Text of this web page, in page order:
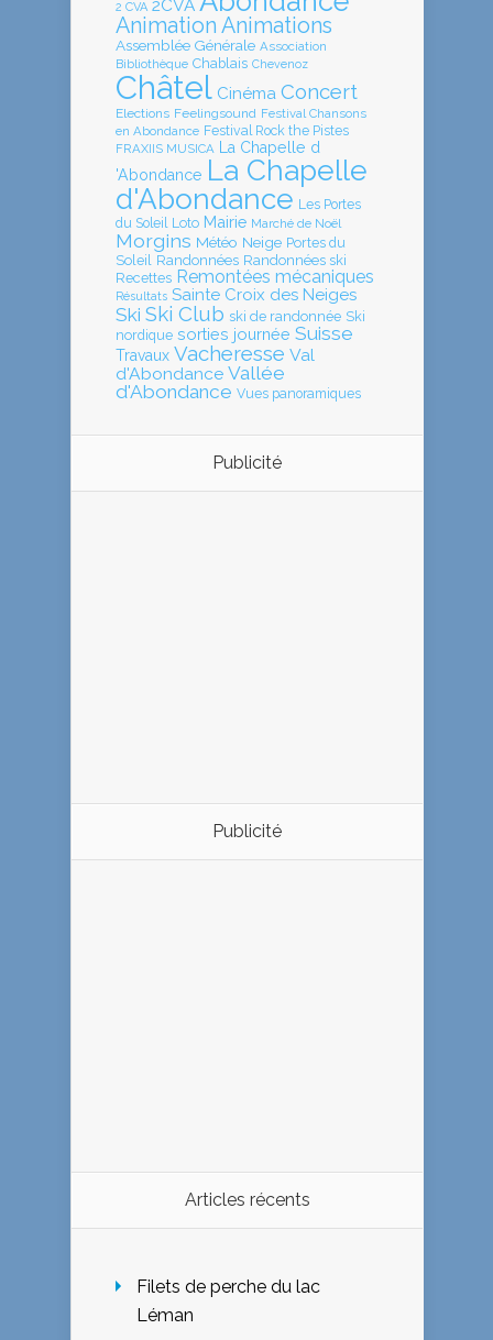
2 CVA 2CVA
Animation Animations
Assemblée Générale Association
Bibliothèque Chablais Chevenoz
Châtel Cinéma Concert
Elections Feelingsound Festival Chansons
en Abondance Festival Rock the Pistes
FRAXIIS MUSICA
La Chapelle d
'Abondance La Chapelle
d'Abondance Les Portes
du Soleil Loto Mairie Marché de Noël
Morgins Météo Neige Portes du
Soleil Randonnées Randonnées ski
Recettes Remontées mécaniques
Résultats Sainte Croix des Neiges
Ski Ski Club ski de randonnée Ski
nordique sorties journée Suisse
Travaux Vacheresse Val
d'Abondance Vallée
d'Abondance Vues panoramiques
Publicité
Publicité
Articles récents
Filets de perche du lac
Léman